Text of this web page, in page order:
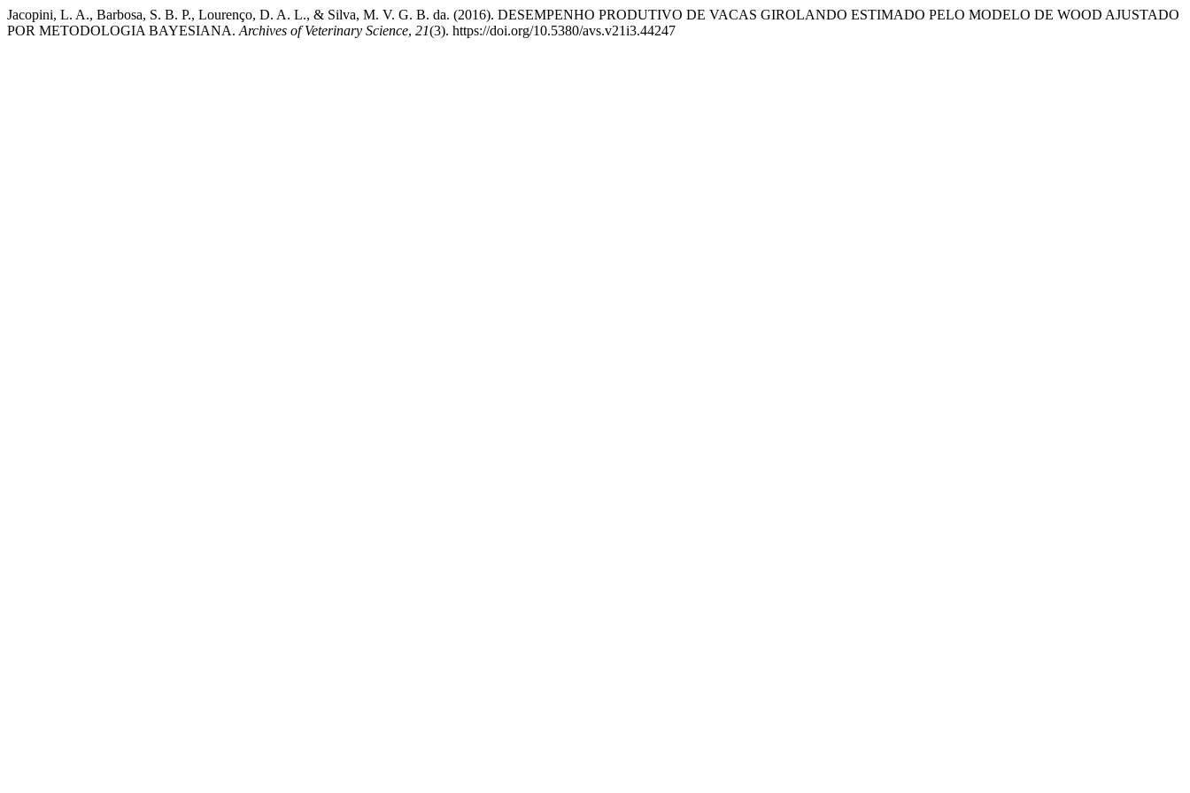
Jacopini, L. A., Barbosa, S. B. P., Lourenço, D. A. L., & Silva, M. V. G. B. da. (2016). DESEMPENHO PRODUTIVO DE VACAS GIROLANDO ESTIMADO PELO MODELO DE WOOD AJUSTADO
POR METODOLOGIA BAYESIANA. Archives of Veterinary Science, 21(3). https://doi.org/10.5380/avs.v21i3.44247